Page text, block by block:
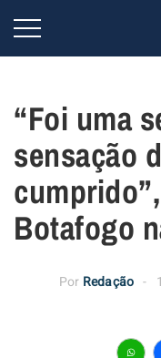
“Foi uma
sensação
Botafogo
Por Redação